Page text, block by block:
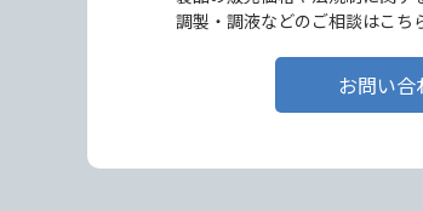
調製・調液などのご相談はこち
お問い合